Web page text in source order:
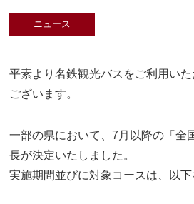
ニュース
平素より名鉄観光バスをご利用い
ございます。
一部の県において、7月以降の「全
長が決定いたしました。
実施期間並びに対象コースは、以下